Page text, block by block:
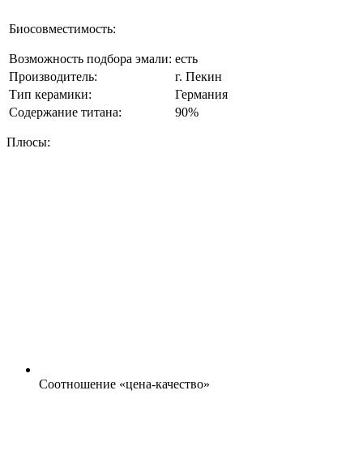
Биосовместимость:
Возможность подбора эмали: есть
Производитель:
г. Пекин
Тип керамики:
Германия
Содержание титана:
90%
Плюсы:
Соотношение «цена-качество»